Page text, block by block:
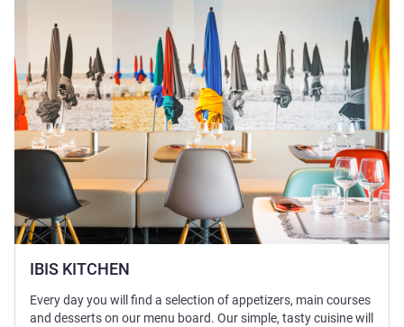
IBIS KITCHEN
Every day you will find a selection of appetizers, main courses
and desserts on our menu board. Our simple, tasty cuisine will